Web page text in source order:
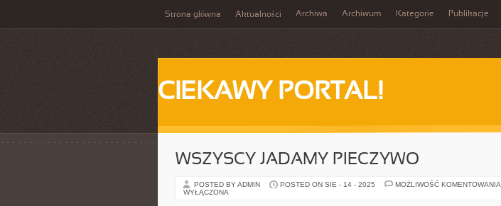
Strona główna Aktualności Archiwa Archiwum Kategorie Publikacje
CIEKAWY PORTAL!
WSZYSCY JADAMY PIECZYWO
POSTED BY ADMIN POSTED ON SIE - 14 - 2025 MOŻLIWOŚĆ KOMENTOWANIA
WYŁĄCZONA